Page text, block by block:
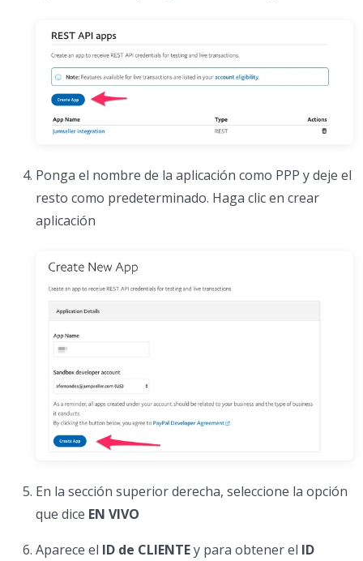
Ponga el nombre de la aplicación como PPP y deje el
resto como predeterminado. Haga clic en crear
aplicación
En la sección superior derecha, seleccione la opción
que dice EN VIVO
Aparece el ID de CLIENTEy para obtener el ID